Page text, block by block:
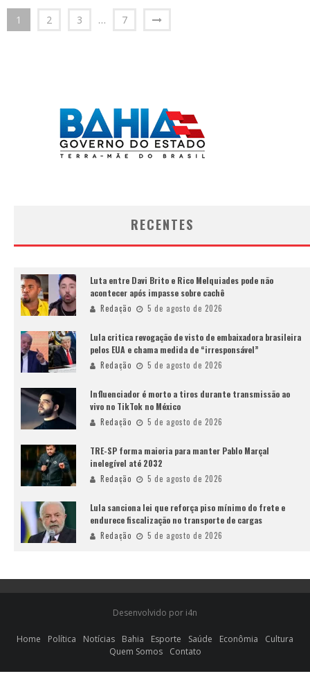
1 2 3 … 7
RECENTES
Luta entre Davi Brito e Rico Melquiades pode não
acontecer após impasse sobre cachê
Redação 5 de agosto de 2026
Lula critica revogação de visto de embaixadora brasileira
pelos EUA e chama medida de “irresponsável”
Redação 5 de agosto de 2026
Influenciador é morto a tiros durante transmissão ao
vivo no TikTok no México
Redação 5 de agosto de 2026
TRE-SP forma maioria para manter Pablo Marçal
inelegível até 2032
Redação 5 de agosto de 2026
Lula sanciona lei que reforça piso mínimo do frete e
endurece fiscalização no transporte de cargas
Redação 5 de agosto de 2026
Desenvolvido por i4n
Home Política Notícias Bahia Esporte Saúde Econômia
Cultura
Quem Somos
Contato